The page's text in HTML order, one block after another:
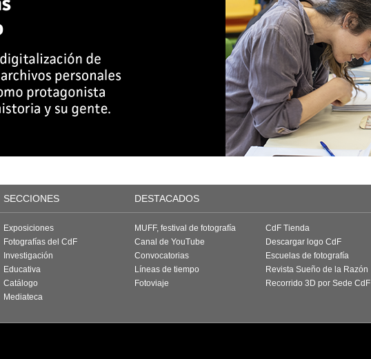
SECCIONES DESTACADOS
Exposiciones
Fotografías del CdF
Investigación
Educativa
Catálogo
Mediateca
MUFF, festival de fotografía
Canal de YouTube
Convocatorias
Líneas de tiempo
Fotoviaje
CdF Tienda
Descargar logo CdF
Escuelas de fotografía
Revista Sueño de la Razón
Recorrido 3D por Sede CdF